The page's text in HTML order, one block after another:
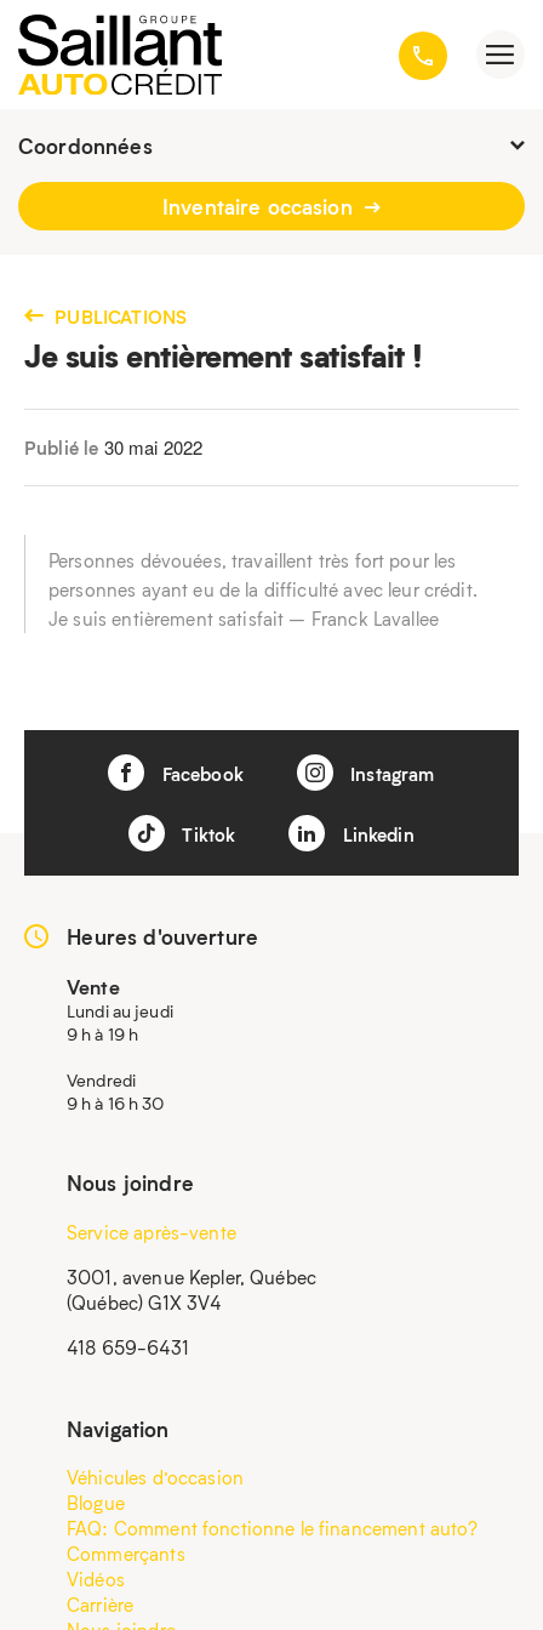
Coordonnées
Fermé : Ouverture-
Inventaire occasion
PUBLICATIONS
Je suis entièrement satisfait !
Publié le 30 mai 2022
Personnes dévouées, travaillent très fort pour les
personnes ayant eu de la difficulté avec leur crédit.
Je suis entièrement satisfait – Franck Lavallee
Facebook Instagram
Tiktok Linkedin
Heures d'ouverture
Vente
Lundi au jeudi
9 h à 19 h
Vendredi
9 h à 16 h 30
Nous joindre
Service après-vente
3001, avenue Kepler, Québec
(Québec) G1X 3V4
418 659-6431
Navigation
Véhicules d’occasion
Blogue
FAQ: Comment fonctionne le financement auto?
Commerçants
Vidéos
Carrière